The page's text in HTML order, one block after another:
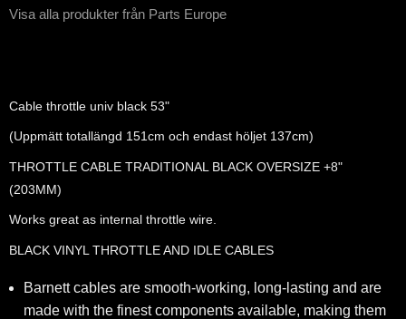
Visa alla produkter från Parts Europe
Cable throttle univ black 53"
(Uppmätt totallängd 151cm och endast höljet 137cm)
THROTTLE CABLE TRADITIONAL BLACK OVERSIZE +8"
(203MM)
Works great as internal throttle wire.
BLACK VINYL THROTTLE AND IDLE CABLES
Barnett cables are smooth-working, long-lasting and are
made with the finest components available, making them